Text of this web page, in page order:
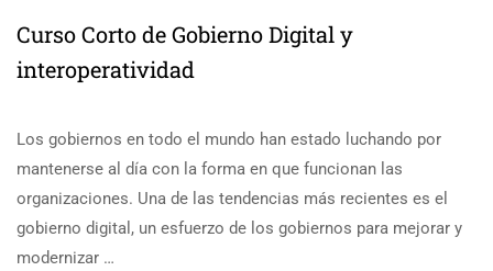
Curso Corto de Gobierno Digital y
interoperatividad
Los gobiernos en todo el mundo han estado luchando por
mantenerse al día con la forma en que funcionan las
organizaciones. Una de las tendencias más recientes es el
gobierno digital, un esfuerzo de los gobiernos para mejorar y
modernizar …